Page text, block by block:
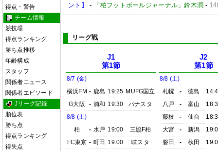
得点・警告
チーム情報
競技場
得点ランキング
勝ち点推移
年齢構成
スタッフ
関係者ニュース
関係者エピソード
Jリーグ記録
順位表
勝ち点
得点ランキング
得失点
ント】
- 「柏フットボールジャーナル」鈴木潤 -
リーグ戦
J1
第1節
8/7 (金)
横浜FM - 鹿島 19:25 MUFG国立
G大阪
- 浦和 19:30
パナスタ
8/8 (土)
柏
- 水戸 19:00
三協F柏
FC東京 - 町田 19:00
味スタ
J2
第1節
8/8 (土)
札幌
- 徳島
八戸
- 富山
藤枝
- 仙台
大宮
- 新潟
磐田
- 秋田